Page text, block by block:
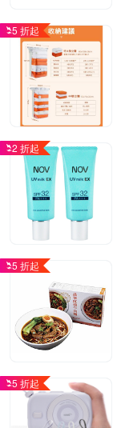
5 折起
2 折起
5 折起
5 折起